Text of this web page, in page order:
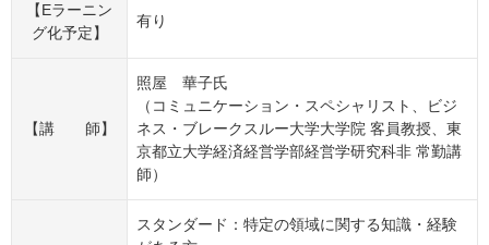
【Eラーニン
グ化予定】
有り
【講 師】
照屋 華子氏
（コミュニケーション・スペシャリスト、ビジ
ネス・ブレークスルー大学大学院 客員教授、東
京都立大学経済経営学部経営学研究科非 常勤講
師）
スタンダード：特定の領域に関する知識・経験